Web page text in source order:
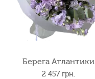
Берега Атлантики
2 457грн.